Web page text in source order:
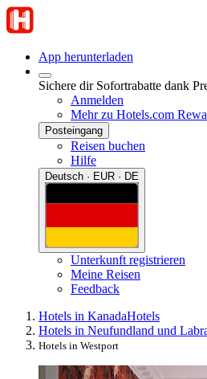
App herunterladen
Sichere dir Sofortrabatte dank
Anmelden
Mehr zu Hotels.com
Posteingang
Reisen buchen
Hilfe
Deutsch · EUR · DE
Unterkunft registrieren
Meine Reisen
Feedback
Hotels in KanadaHotels
Hotels in Neufundland und
Hotels in Westport